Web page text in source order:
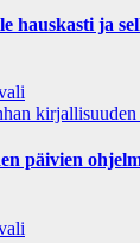
hauskasti ja
päivien